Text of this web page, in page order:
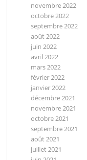
novembre 2022
octobre 2022
septembre 2022
août 2022
juin 2022
avril 2022
mars 2022
février 2022
janvier 2022
décembre 2021
novembre 2021
octobre 2021
septembre 2021
août 2021
juillet 2021